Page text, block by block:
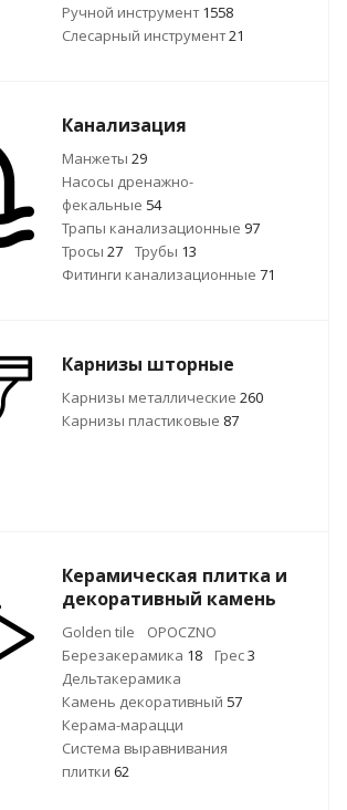
Ручной инcтрумент1558
Слесарный инструмент21
Канализация
Манжеты 29
Насосы дренажно-
фекальные 54
Трапы канализационные 97
Тросы 27 Трубы 13
Фитинги канализационные 71
Карнизы шторные
Карнизы металлические 260
Карнизы пластиковые 87
Керамическая плитка и
декоративный камень
Golden tile
OPOCZNO
Березакерамика 18 Грес3
Дельтакерамика
Камень декоративный 57
Керама-марацци
Система выравнивания
плитки 62